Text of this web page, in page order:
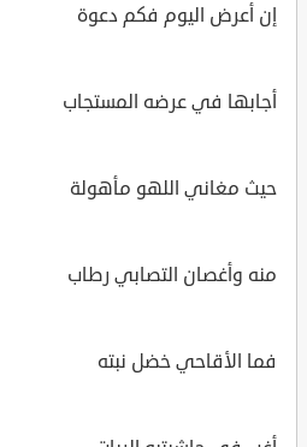
إن أعرض اليوم فكم دعوة
أجابها في عرضه المستجاب
حيث مغاني اللهو مأهولة
منه وأغصان التصابي رطاب
فما الأقاحي خضل نبته